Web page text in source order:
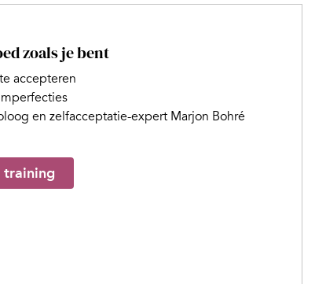
zoals je bent
accepteren
en zelfacceptatie-expert Marjon Bohré
training